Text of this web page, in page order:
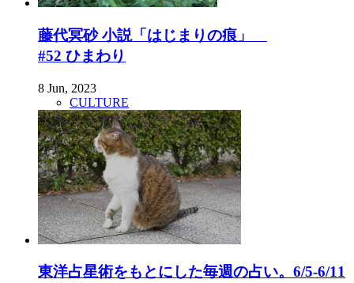
藤代冥砂 小説「はじまりの痕」
#52 ひまわり
8 Jun, 2023
CULTURE
東洋占星術をもとにした毎週の占い。6/5-6/11